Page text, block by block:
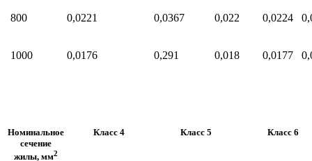
800 0,0221 0,0367 0,022 0,0224
1000 0,0176 0,291 0,018 0,0177
Номинальное
сечение
жилы, мм2
Класс 4 Класс 5 Класс 6